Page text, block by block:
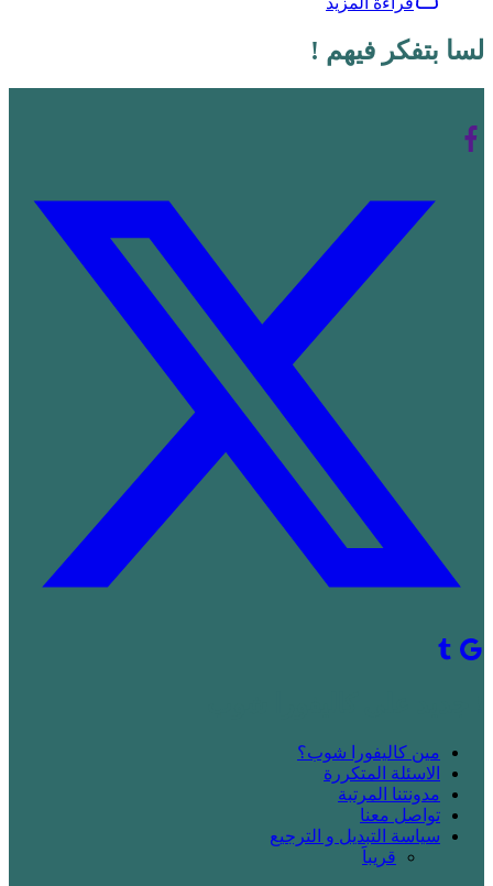
لسا بتفكر فيهم !
مين كاليفورا شوب؟
الاسئلة المتكررة
مدونتنا المرتبة
تواصل معنا
سياسة التبديل و الترجيع
قريباََ